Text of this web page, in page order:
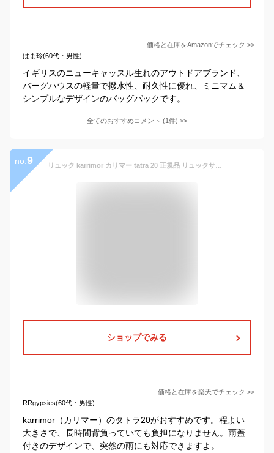
価格と在庫をAmazonでチェック >>
はま玲(60代・男性)
イギリスのニューキャッスル生れのアウトドアブランド、
バーグハウスの軽量で撥水性、耐久性に優れ、ミニマム＆
シンプルなデザインのバッグパックです。
全てのおすすめコメント (1件) >
no. 9 リュック karrimor カリマー tatra 20 正規品 リュックサック デイパック バックパック 20L メンズ レディース 男女兼用 ブラック 軽量 機能的 旅行 登山 ハイキング 通学 通勤 雨蓋 タトラ20
ショップでみる
価格と在庫を楽天でチェック >>
RRgypsies(60代・男性)
karrimor（カリマー）のタトラ20がおすすめです。程よい
大きさで、長時間背負っていても負担になりません。雨蓋
付きのデザインで、突然の雨にも対応できますよ。